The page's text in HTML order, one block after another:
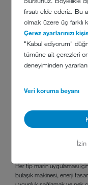
fırsatı elde ederiz.
olmak üzere üç farklı
Çerez ayarlarınızı
"Kabul ediyorum"
tümüne ait çerezleri
deneyiminden
Veri koruma beyanı
Ayrıntıları göster
Her tip marin uygulaması
bulaşık makinesi, enerji